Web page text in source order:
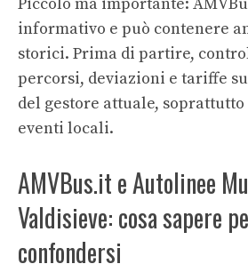
Piccolo ma importante:
informativo e può contenere
storici. Prima di partire,
percorsi, deviazioni e tariffe
del gestore attuale,
eventi locali.
AMVBus.it e Autolinee
Valdisieve: cosa sapere
confondersi